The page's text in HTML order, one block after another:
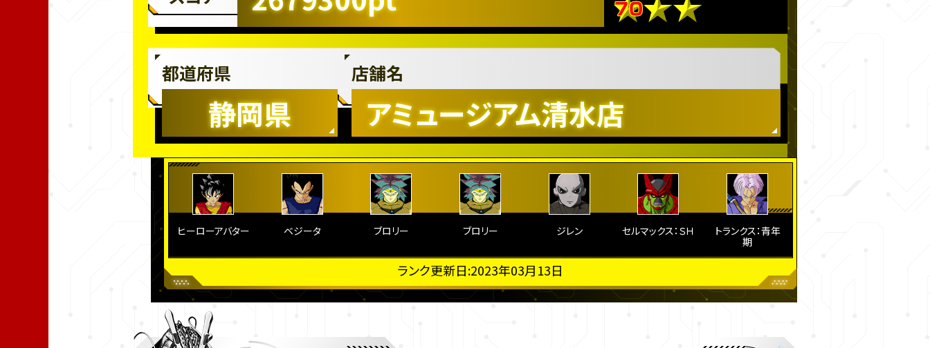
都道府県
静岡県
店舗名
アミュージアム清水店
ヒーローアバター ベジータ ブロリー ブロリー ジレン セルマックス：ＳＨ
トランクス：青年
期
ランク更新日:2023年03月13日